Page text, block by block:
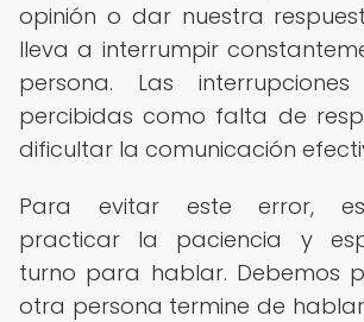
opinión o dar nuestra
lleva a interrumpir
persona. Las
percibidas como falta de
dificultar la comunicación
Para evitar este error,
practicar la paciencia y
turno para hablar. Debemos
otra persona termine de